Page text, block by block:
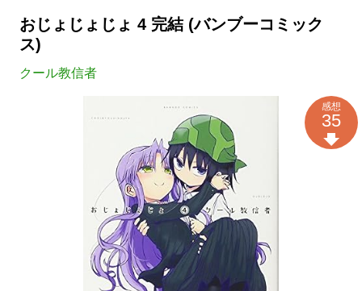
おじょじょじょ 4 完結 (バンブーコミック
ス)
クール教信者
感想
35